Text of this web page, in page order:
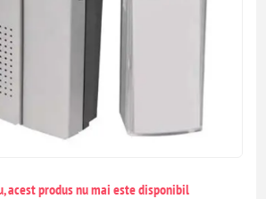
acest produs nu mai este disponibil